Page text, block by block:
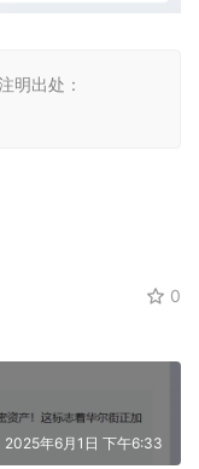
明出处：
0
2025年6月1日 下午6:33